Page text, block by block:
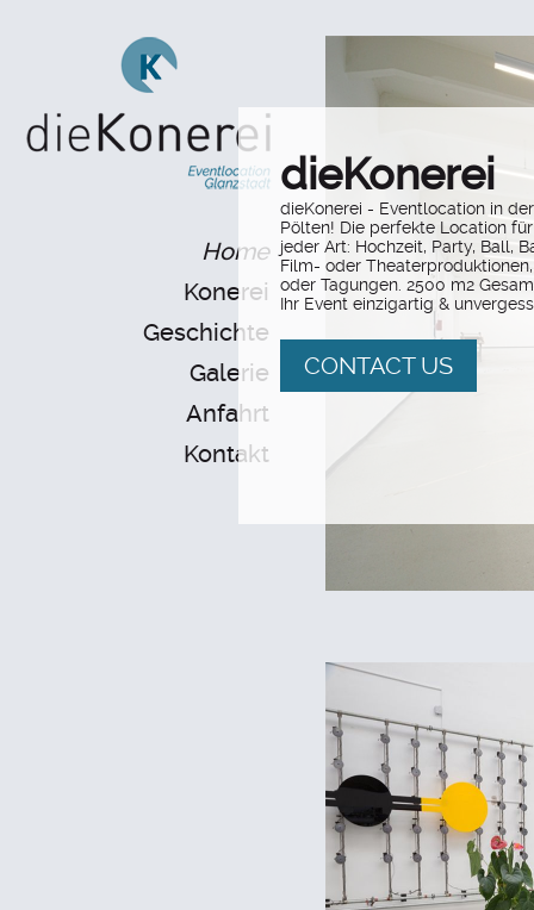
Home
Konerei
Geschichte
Galerie
Anfahrt
Kontakt
dieKonerei
dieKonerei - Eventlocation in
Pölten! Die perfekte Location
jeder Art: Hochzeit, Party, Ball,
Film- oder
oder Tagungen. 2500 m2
Ihr Event einzigartig &
CONTACT US